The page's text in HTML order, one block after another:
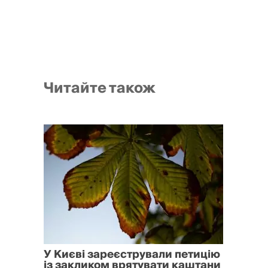
Читайте також
У Києві зареєстрували петицію